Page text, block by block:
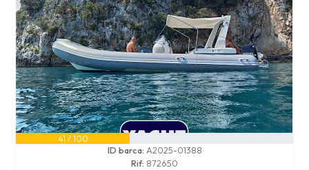
41 / 100
ID barca: A2025-01388
Rif: 872650